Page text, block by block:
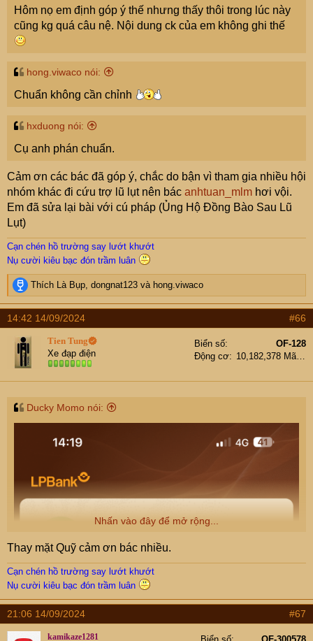
Hôm nọ em định góp ý thế nhưng thấy thôi trong lúc này
cũng kg quá câu nệ. Nội dung ck của em không ghi thế
hong.viwaco nói:
Chuẩn không cần chỉnh
hxduong nói:
Cụ anh phán chuẩn.
Cảm ơn các bác đã góp ý, chắc do bận vì tham gia nhiều hội
nhóm khác đi cứu trợ lũ lụt nên bác anhtuan_mlm hơi vội.
Em đã sửa lại bài với cú pháp (Ủng Hộ Đồng Bào Sau Lũ
Lụt)
Cạn chén hồ trường say lướt khướt
Nụ cười kiêu bạc đón trầm luân
R
e
a
c
t
n
s
Thích Là Bụp dongnat123 và hong.viwaco
14:42 14/09/2024 #66
Tien Tung
Xe đạp điện
Biển số
OF-128
Động cơ
Ducky Momo nói:
Nhấn vào đây để mở rộng...
Thay mặt Quỹ cảm ơn bác nhiều.
Cạn chén hồ trường say lướt khướt
Nụ cười kiêu bạc đón trầm luân
21:06 14/09/2024 #67
kamikaze1281